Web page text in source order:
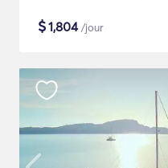
$1,804/jour